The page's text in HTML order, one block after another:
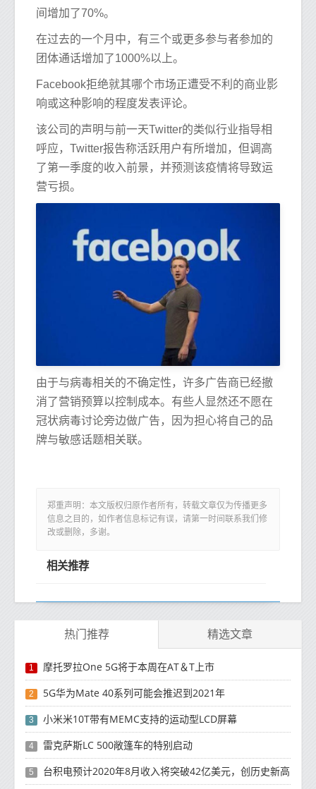
间增加了70%。
在过去的一个月中，有三个或更多参与者参加的
团体通话增加了1000%以上。
Facebook拒绝就其哪个市场正遭受不利的商业影
响或这种影响的程度发表评论。
该公司的声明与前一天Twitter的类似行业指导相
呼应，Twitter报告称活跃用户有所增加，但调高
了第一季度的收入前景，并预测该疫情将导致运
营亏损。
由于与病毒相关的不确定性，许多广告商已经撤
消了营销预算以控制成本。有些人显然还不愿在
冠状病毒讨论旁边做广告，因为担心将自己的品
牌与敏感话题相关联。
郑重声明：本文版权归原作者所有，转载文章仅为传播更多
信息之目的，如作者信息标记有误，请第一时间联系我们修
改或删除，多谢。
相关推荐
热门推荐 精选文章
1 摩托罗拉One 5G将于本周在AT＆T上市
2 5G华为Mate 40系列可能会推迟到2021年
3 小米米10T带有MEMC支持的运动型LCD屏幕
4 雷克萨斯LC 500敞篷车的特别启动
5 台积电预计2020年8月收入将突破42亿美元，创历史新高